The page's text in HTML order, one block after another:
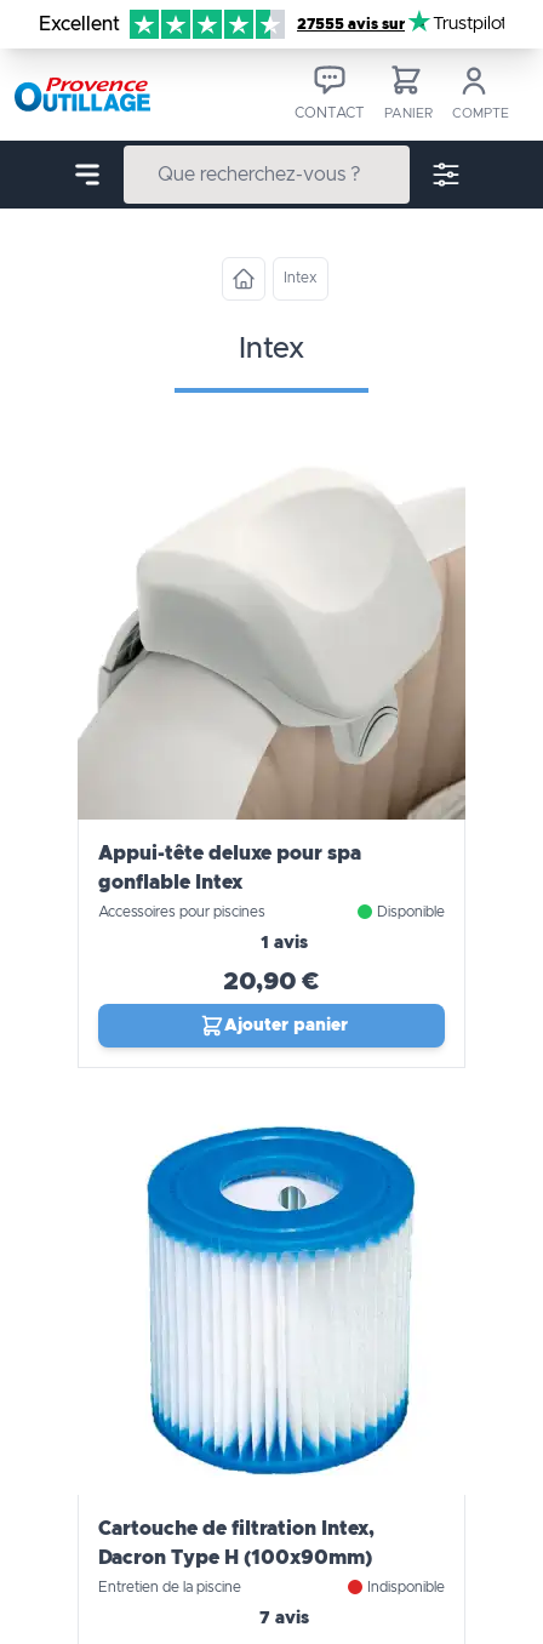
Aller au contenu
Excellent 27555 avis sur Trustpilot
CONTACT PANIER COMPTE
Intex
intex
Appui-tête deluxe pour spa
gonflable Intex
Accessoires pour piscines Disponible
1 avis
20,90 €
Ajouter panier
Cartouche de filtration Intex,
Dacron Type H (100x90mm)
Entretien de la piscine Indisponible
7 avis